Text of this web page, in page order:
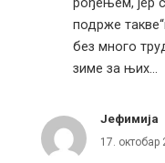
рођењем, јер
подрже
без много
зиме за њих…
Јефимија
17. октобар